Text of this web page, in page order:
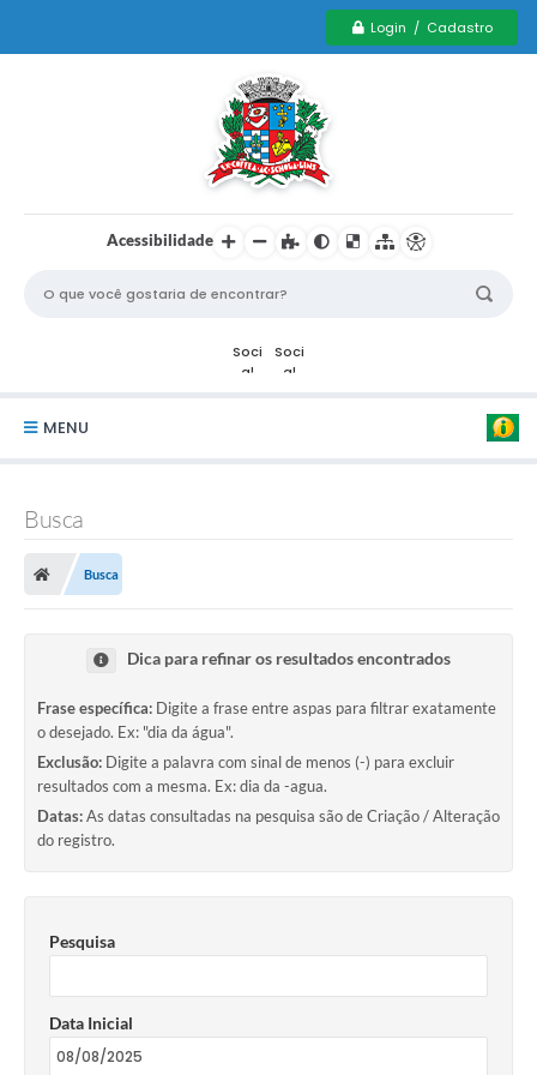
Login / Cadastro
Acessibilidade
MENU
Ouvidoria
Departamentos
Utilidade Pública
Informações
X Conferência Municipal de Saúde de Lins
responsáveis de pessoas com deficiência
PALESTRA SETEMBRO AMARELO - DRA. BEATRIZ GODOY
Busca
Busca
Dica para refinar os resultados encontrados
Frase específica: Digite a frase entre aspas para filtrar exatamente
o desejado. Ex: "dia da água".
Exclusão: Digite a palavra com sinal de menos (-) para excluir
resultados com a mesma. Ex: dia da -agua.
Datas:As datas consultadas na pesquisa são de Criação / Alteração
do registro.
Pesquisa
Data Inicial